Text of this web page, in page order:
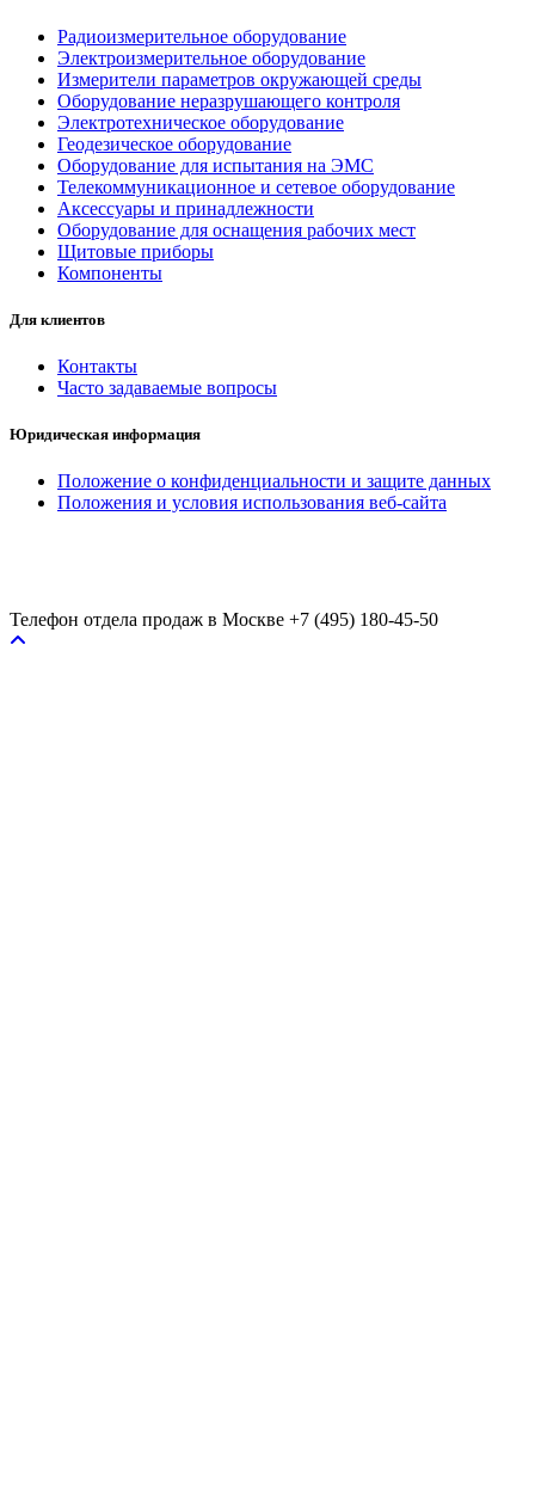
Радиоизмерительное оборудование
Электроизмерительное оборудование
Измерители параметров окружающей среды
Оборудование неразрушающего контроля
Электротехническое оборудование
Геодезическое оборудование
Оборудование для испытания на ЭМС
Телекоммуникационное и сетевое оборудование
Аксессуары и принадлежности
Оборудование для оснащения рабочих мест
Щитовые приборы
Компоненты
Для клиентов
Контакты
Часто задаваемые вопросы
Юридическая информация
Положение о конфиденциальности и защите данных
Положения и условия использования веб-сайта
Телефон отдела продаж в Москве +7 (495) 180-45-50